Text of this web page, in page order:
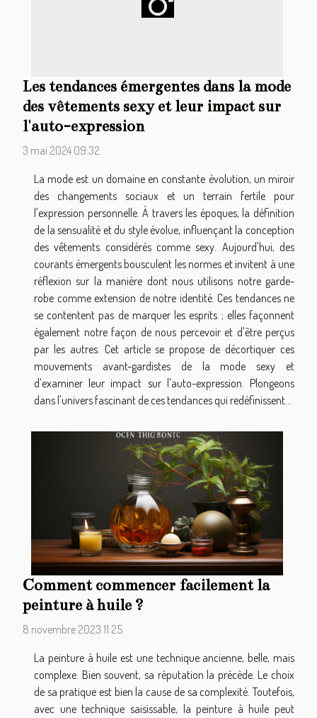
Les tendances émergentes dans la mode
des vêtements sexy et leur impact sur
l'auto-expression
3 mai 2024 09:32
La mode est un domaine en constante évolution, un miroir
des changements sociaux et un terrain fertile pour
l'expression personnelle. À travers les époques, la définition
de la sensualité et du style évolue, influençant la conception
des vêtements considérés comme sexy. Aujourd'hui, des
courants émergents bousculent les normes et invitent à une
réflexion sur la manière dont nous utilisons notre garde-
robe comme extension de notre identité. Ces tendances ne
se contentent pas de marquer les esprits ; elles façonnent
également notre façon de nous percevoir et d'être perçus
par les autres. Cet article se propose de décortiquer ces
mouvements avant-gardistes de la mode sexy et
d'examiner leur impact sur l'auto-expression. Plongeons
dans l'univers fascinant de ces tendances qui redéfinissent...
Comment commencer facilement la
peinture à huile ?
8 novembre 2023 11:25
La peinture à huile est une technique ancienne, belle, mais
complexe. Bien souvent, sa réputation la précède. Le choix
de sa pratique est bien la cause de sa complexité. Toutefois,
avec une technique saisissable, la peinture à huile peut